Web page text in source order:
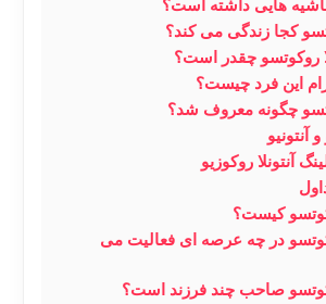
هایی داشته است؟
کجا زندگی می کند؟
روکوتسو چقدر است؟
این فرد چیست؟
چگونه معروف شد؟
آنتونیو
آنتونلا روکوزیو
کیست؟
در چه عرصه ای فعالیت می
صاحب چند فرزند است؟